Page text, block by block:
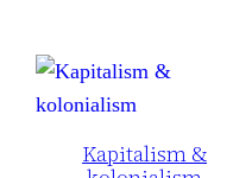
Kapitalism &